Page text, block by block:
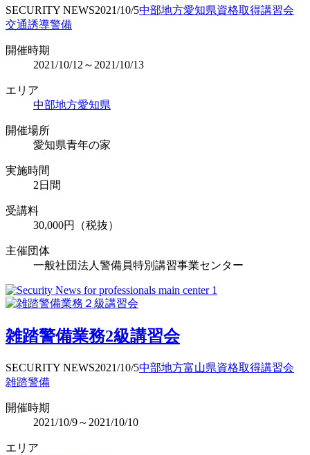
SECURITY NEWS2021/10/5中部地方愛知県資格取得講習会
交通誘導警備
開催時期
2021/10/12～2021/10/13
エリア
中部地方愛知県
開催場所
愛知県青年の家
実施時間
2日間
受講料
30,000円（税抜）
主催団体
一般社団法人警備員特別講習事業センター
雑踏警備業務2級講習会
SECURITY NEWS2021/10/5中部地方富山県資格取得講習会
雑踏警備
開催時期
2021/10/9～2021/10/10
エリア